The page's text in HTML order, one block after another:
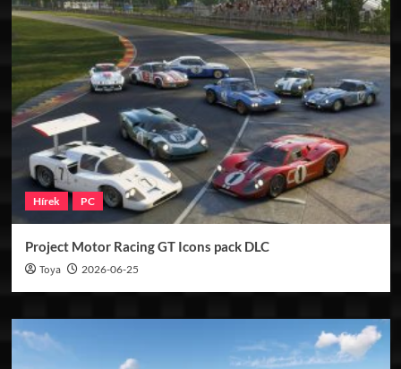
Hírek PC
Project Motor Racing GT Icons pack DLC
Toya 2026-06-25